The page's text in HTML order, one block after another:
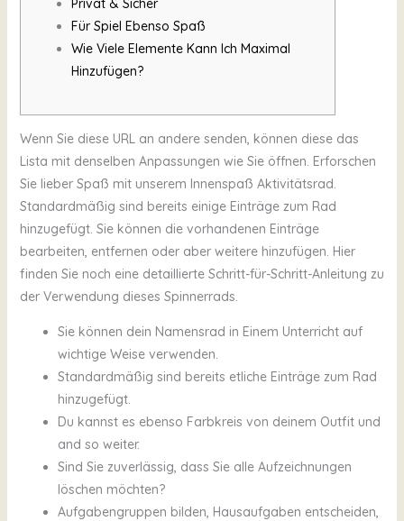
Für Spiel Ebenso Spaß
Wie Viele Elemente Kann Ich Maximal
Hinzufügen?
Wenn Sie diese URL an andere senden, können diese das
Lista mit denselben Anpassungen wie Sie öffnen. Erforschen
Sie lieber Spaß mit unserem Innenspaß Aktivitätsrad.
Standardmäßig sind bereits einige Einträge zum Rad
hinzugefügt. Sie können die vorhandenen Einträge
bearbeiten, entfernen oder aber weitere hinzufügen. Hier
finden Sie noch eine detaillierte Schritt-für-Schritt-Anleitung zu
der Verwendung dieses Spinnerrads.
Sie können dein Namensrad in Einem Unterricht auf
wichtige Weise verwenden.
Standardmäßig sind bereits etliche Einträge zum Rad
hinzugefügt.
Du kannst es ebenso Farbkreis von deinem Outfit und
and so weiter.
Sind Sie zuverlässig, dass Sie alle Aufzeichnungen
löschen möchten?
Aufgabengruppen bilden, Hausaufgaben entscheiden,